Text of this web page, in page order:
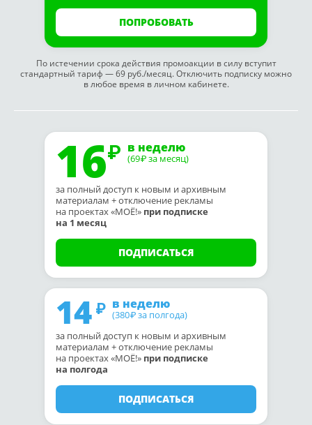
ПОПРОБОВАТЬ
По истечении срока действия промоакции в силу вступит
стандартный тариф — 69 руб./месяц. Отключить подписку можно
в любое время в личном кабинете.
16 в неделю
(69₽ за месяц)
за полный доступ к новым и архивным
материалам + отключение рекламы
на проектах «МОЁ!» при подписке
на 1 месяц
ПОДПИСАТЬСЯ
14 в неделю
(380₽ за полгода)
за полный доступ к новым и архивным
материалам + отключение рекламы
на проектах «МОЁ!» при подписке
на полгода
ПОДПИСАТЬСЯ